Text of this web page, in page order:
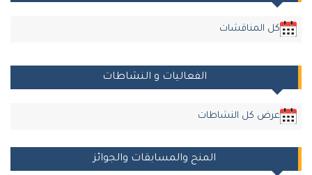
كل المناقشات
الفعاليات و النشاطات
عرض كل النشاطات
المنح والمسابقات والجوائز